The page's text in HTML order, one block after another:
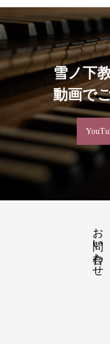
雪ノ下
動画で
お問い合わせ